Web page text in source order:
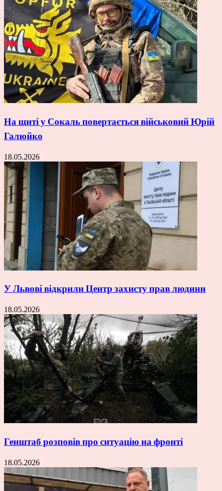
На щиті у Сокаль повертається військовий Юрій
Галюйко
18.05.2026
У Львові відкрили Центр захисту прав людини
18.05.2026
Генштаб розповів про ситуацію на фронті
18.05.2026